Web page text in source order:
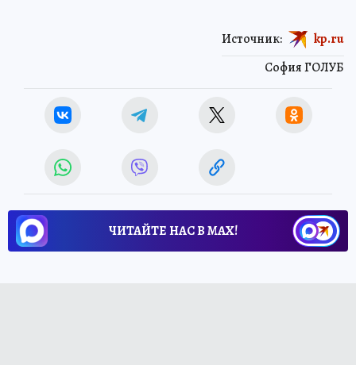
София ГОЛУБ
Источник: kp.ru
ЧИТАЙТЕ НАС В МАХ!